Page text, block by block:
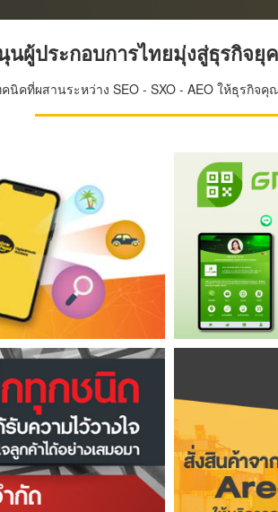
ผู้ประกอบการไทยมุ่งสู่ธุรกิจยุ
คที่ผสานระหว่าง SEO - SXO - AEO ให้ธุรกิ